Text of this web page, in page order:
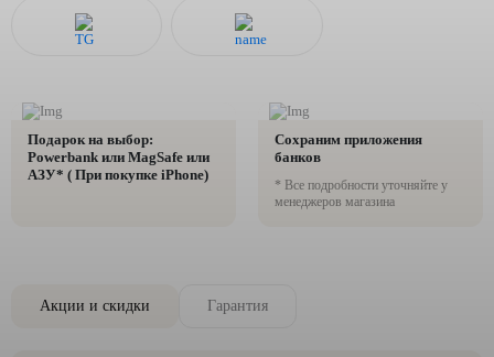
Подарок на выбор:
Powerbank или MagSafe или
AЗУ* ( При покупке iPhone)
Сохраним приложения
банков
* Все подробности уточняйте у
менеджеров магазина
Акции и скидки Гарантия